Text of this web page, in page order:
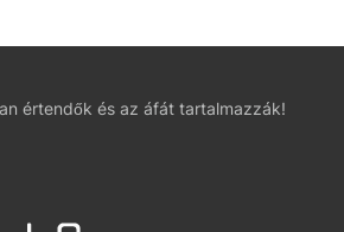
értendők és az áfát tartalmazzák!